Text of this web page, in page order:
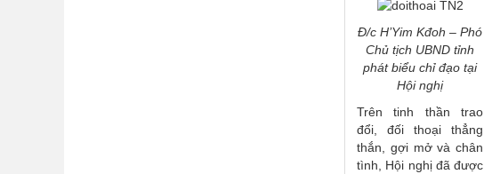
Đ/c H’Yim Kđoh – Phó
Chủ tịch UBND tỉnh
phát biểu chỉ đạo tại
Hội nghị
Trên tinh thần trao
đổi, đối thoại thẳng
thắn, gợi mở và chân
tình, Hội nghị đã được